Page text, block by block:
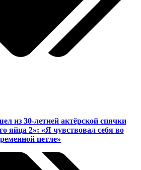
из 30-летней актёрской спячки
яйца 2»: «Я чувствовал себя во
петле»